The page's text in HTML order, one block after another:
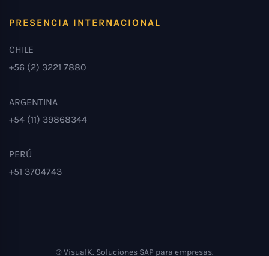
PRESENCIA INTERNACIONAL
CHILE
+56 (2) 3221 7880
ARGENTINA
+54 (11) 39868344
PERÚ
+51 3704743
® VisualK. Soluciones SAP para empresas.